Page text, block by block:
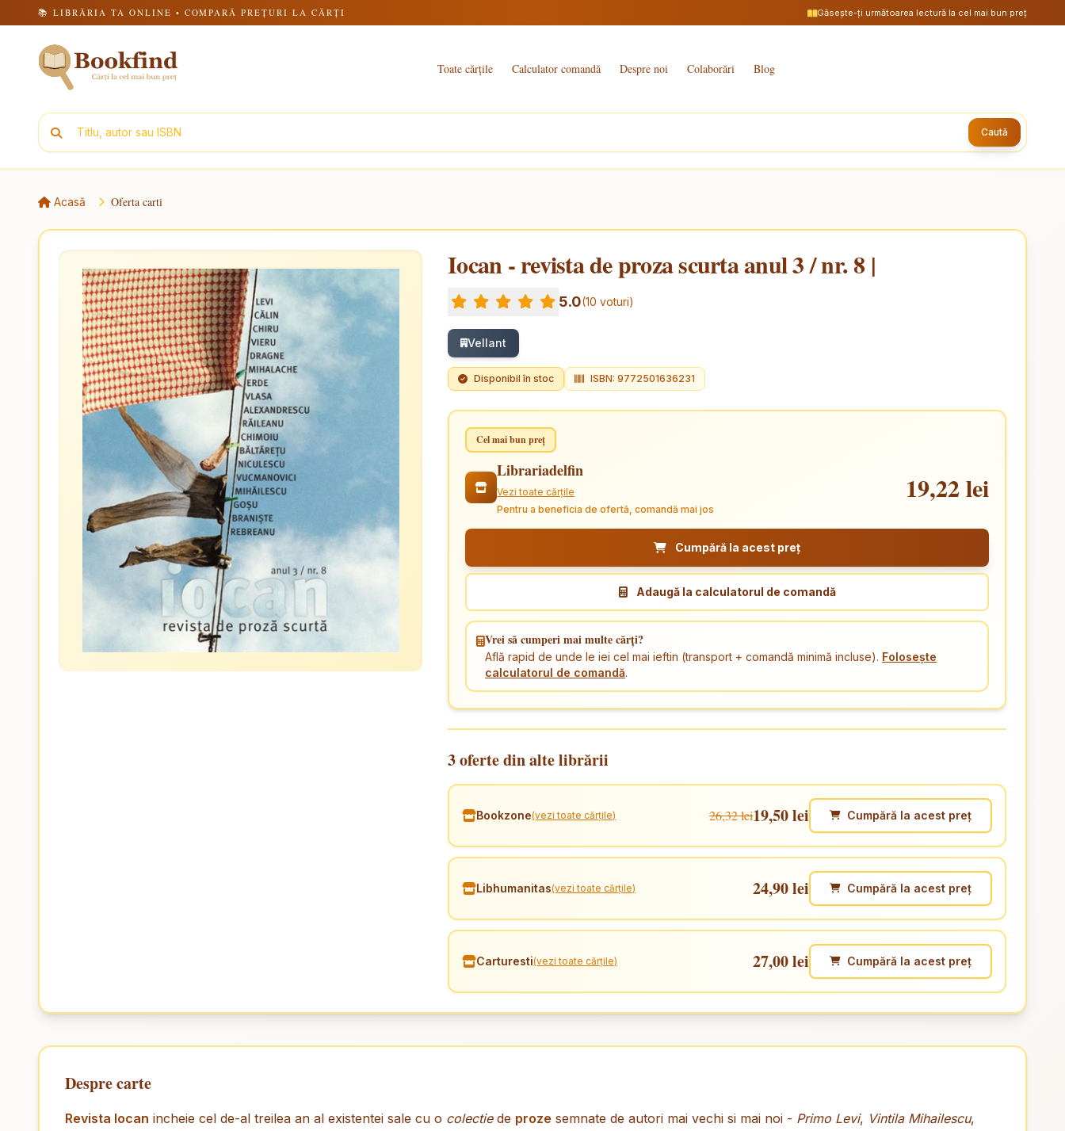
📚 LIBRĂRIA TA ONLINE • COMPARĂ PREȚURI LA CĂRȚI Găsește-ți următoarea lectură la cel mai bun preț
Toate cărțile Calculator comandă Despre noi Colaborări Blog
Caută
Acasă Oferta carti
Iocan - revista de proza scurta anul 3 / nr. 8 |
5.0(10 voturi)
Vellant
Disponibil în stoc ISBN: 9772501636231
Cel mai bun preț
Librariadelfin
Vezi toate cărțile
Pentru a beneficia de ofertă, comandă mai jos
19,22 lei
Cumpără la acest preț
Adaugă la calculatorul de comandă
Vrei să cumperi mai multe cărți?
Află rapid de unde le iei cel mai ieftin (transport + comandă minimă incluse). Folosește
calculatorul de comandă.
3 oferte din alte librării
Bookzone(vezi toate cărțile) 26,32 lei19,50 lei Cumpără la acest preț
Libhumanitas(vezi toate cărțile) 24,90 lei Cumpără la acest preț
Carturesti(vezi toate cărțile) 27,00 lei Cumpără la acest preț
Despre carte
Revista Iocan incheie cel de-al treilea an al existentei sale cu o colectiede proze semnate de autori mai vechi si mai noi - Primo Levi, Vintila Mihailescu,